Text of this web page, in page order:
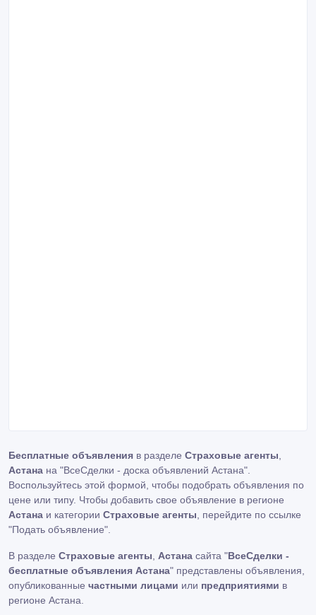
Бесплатные объявления в разделе Страховые агенты
Астана на "ВсеСделки - доска объявлений Астана".
Воспользуйтесь этой формой, чтобы подобрать объявления по
цене или типу. Чтобы добавить свое объявление в регионе
Астана и категории Страховые агенты , перейдите по ссылке
"Подать объявление"
В разделе Страховые агенты Астана сайта "ВсеСделки -
бесплатные объявления Астана" представлены объявления,
опубликованные частными лицами или предприятиями в
регионе Астана.